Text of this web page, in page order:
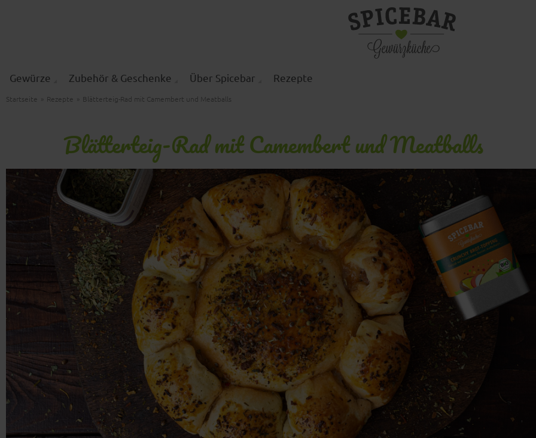
Gewürze Zubehör & Geschenke Über Spicebar Rezepte
Startseite » Rezepte » Blätterteig-Rad mit Camembert und Meatballs
Blätterteig-Rad mit Camembert und Meatballs